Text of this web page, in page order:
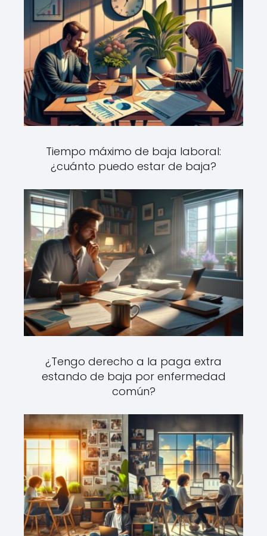
Tiempo máximo de baja laboral:
¿cuánto puedo estar de baja?
¿Tengo derecho a la paga extra
estando de baja por enfermedad
común?